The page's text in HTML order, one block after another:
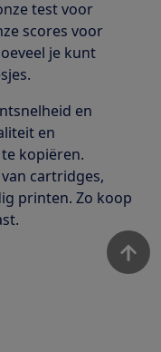
test voor
scores voor
je kunt
en
en
kopiëren.
cartridges,
printen. Zo koop